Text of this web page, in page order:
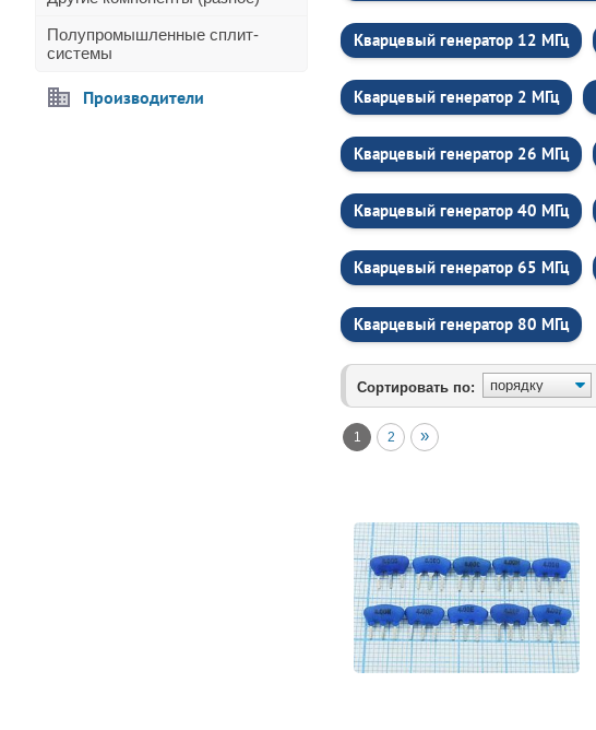
Полупромышленные сплит-
системы
Производители
Кварцевый генератор 12 МГц
Кварцевый генератор 2 МГц
Кварцевый генератор 26 МГц
Кварцевый генератор 40 МГц
Кварцевый генератор 65 МГц
Кварцевый генератор 80 МГц
Сортировать по:
1 2 »